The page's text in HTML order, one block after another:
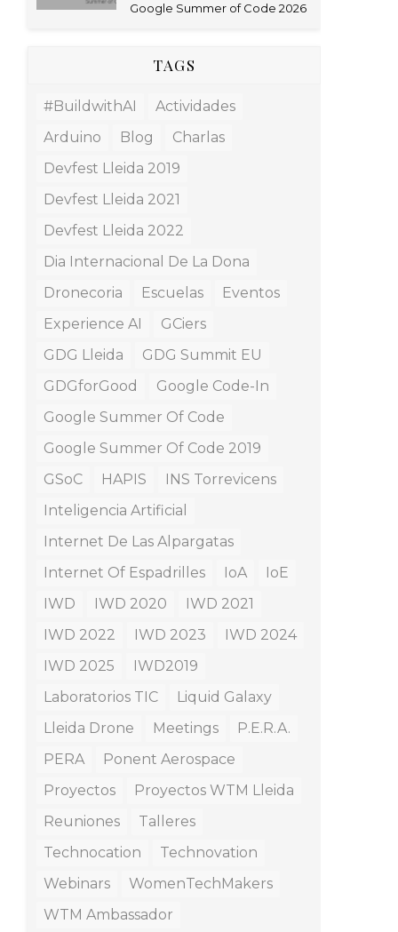
Google Summer of Code 2026
TAGS
#BuildwithAI
Actividades
Arduino
Blog
Charlas
Devfest Lleida 2019
Devfest Lleida 2021
Devfest Lleida 2022
Dia Internacional De La Dona
Dronecoria
Escuelas
Eventos
Experience AI
GCiers
GDG Lleida
GDG Summit EU
GDGforGood
Google Code-In
Google Summer Of Code
Google Summer Of Code 2019
GSoC
HAPIS
INS Torrevicens
Inteligencia Artificial
Internet De Las Alpargatas
Internet Of Espadrilles
IoA
IoE
IWD
IWD 2020
IWD 2021
IWD 2022
IWD 2023
IWD 2024
IWD 2025
IWD2019
Laboratorios TIC
Liquid Galaxy
Lleida Drone
Meetings
P.E.R.A.
PERA
Ponent Aerospace
Proyectos
Proyectos WTM Lleida
Reuniones
Talleres
Technocation
Technovation
Webinars
WomenTechMakers
WTM Ambassador